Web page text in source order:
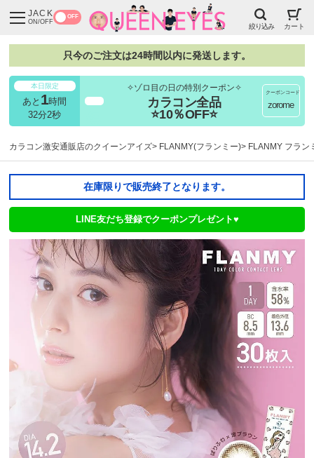
JACK
ON/OFF
OFF
絞り込み カート
只今のご注文は24時間以内に発送します。
本日限定
あと 1時間
32分1秒
✧ゾロ目の日の特別クーポン✧
カラコン全品
⭐10％OFF⭐
クーポンコード
zorome
カラコン激安通販店のクイーンアイズ FLANMY(フランミー) FLANMY フラン
在庫限りで販売終了となります。
LINE友だち登録でクーポンプレゼント♥